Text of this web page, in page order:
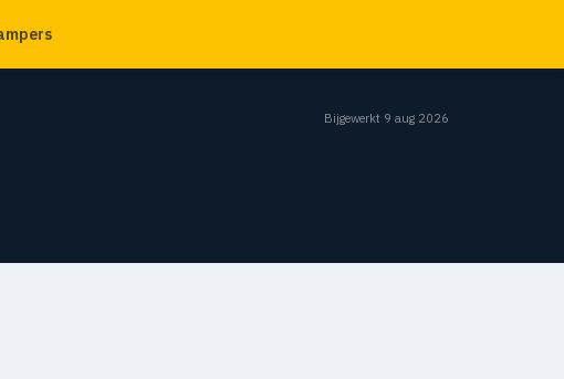
Bijgewerkt 9 aug 2026